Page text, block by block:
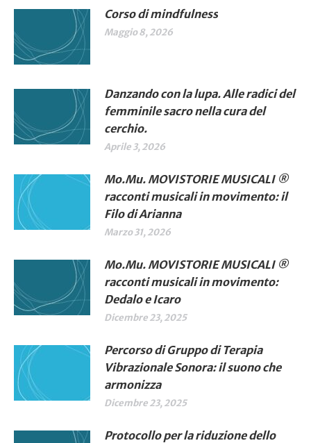
Corso di mindfulness
Maggio 8, 2026
Danzando con la lupa. Alle radici del
femminile sacro nella cura del
cerchio.
Aprile 3, 2026
Mo.Mu. MOVISTORIE MUSICALI ®
racconti musicali in movimento: il
Filo di Arianna
Marzo 31, 2026
Mo.Mu. MOVISTORIE MUSICALI ®
racconti musicali in movimento:
Dedalo e Icaro
Dicembre 23, 2025
Percorso di Gruppo di Terapia
Vibrazionale Sonora: il suono che
armonizza
Dicembre 23, 2025
Protocollo per la riduzione dello